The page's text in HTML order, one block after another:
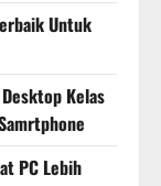
Untuk
Kelas
PC Lebih